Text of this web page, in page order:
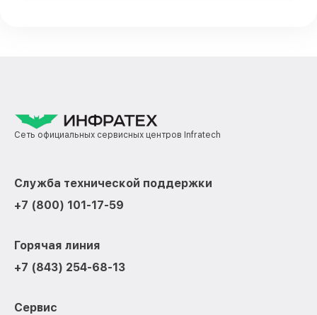
Сеть официальных сервисных центров Infratech
Служба технической поддержки
+7 (800) 101-17-59
Горячая линия
+7 (843) 254-68-13
Сервис